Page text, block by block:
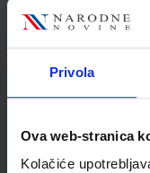
Privola
Ova web-stranica
Kolačiće
Udžbenik
BIOLOGIJA 2;
SKU:567646